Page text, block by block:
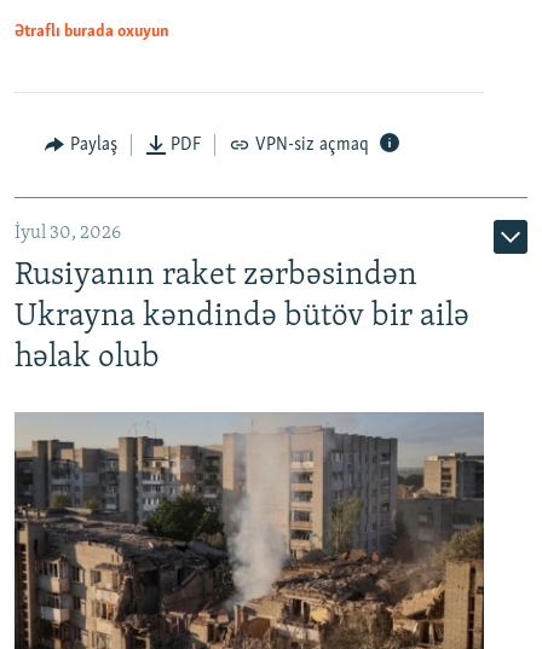
Ətraflı burada oxuyun
Paylaş PDF VPN-siz açmaq
İyul 30, 2026
Rusiyanın raket zərbəsindən
Ukrayna kəndində bütöv bir ailə
həlak olub